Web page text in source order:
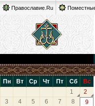
Православие.Ru
Пн Вт Ср Чт Пт Сб
Вс
1
2
3
4 5 6 7 8
9